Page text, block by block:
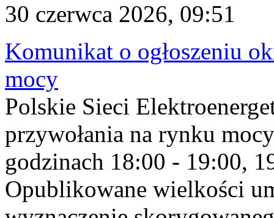
30 czerwca 2026, 09:51
Komunikat o ogłoszeniu
mocy
Polskie Sieci
przywołania na rynku
godzinach 18:00 - 19:00,
Opublikowane wielkości